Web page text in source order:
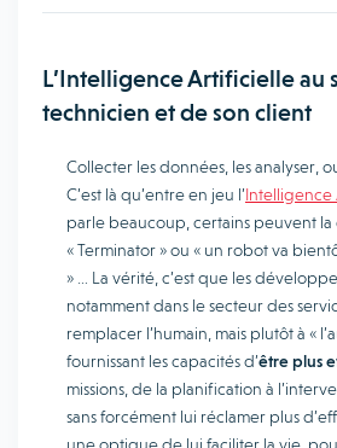
L’Intelligence Artificielle au
technicien et de son client
Collecter les données, les analyser,
C’est là qu’entre en jeu l’Intelligence
parle beaucoup, certains peuvent
« Terminator » ou « un robot va
» … La vérité, c’est que les
notamment dans le secteur des
remplacer l’humain, mais plutôt à «
fournissant les capacités d’être plus
missions, de la planification à
sans forcément lui réclamer plus